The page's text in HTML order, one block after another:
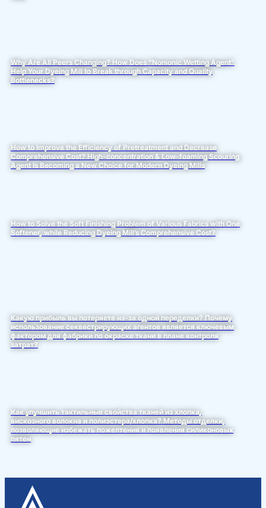
Why Are All Peers Changing? How Does “Nonionic Wetting Agent”
Help Your Dyeing Mill to Break through Capacity and Quality
Bottlenecks?
How to Improve the Efficiency of Pretreatment and Decrease
Comprehensive Cost? High-concentration & Low-foaming Scouring
Agent Is Becoming a New Choice for Modern Dyeing Mills
How to Solve the Soft Finishing Problem of Various Fabrics with One
Softener, while Reducing Dyeing Mill’s Comprehensive Cost?
Какую прибыль вы потеряете из-за одной переделки? Почему
использование секвестрирующих агентов является ключевым
фактором для фабрики по окраске ткани в плане контроля
затрат?
Как улучшить тактильные свойства тканей из хлопка,
вискозного волокна и полиэстера/хлопка? Методы отделки,
позволяющие избежать пожелтения и появления силиконовых
пятен